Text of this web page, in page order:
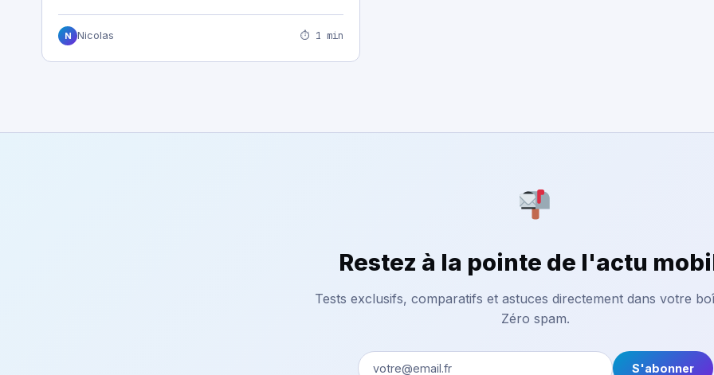
N Nicolas ⏱ 1 min
Restez à la pointe de l'actu
Tests exclusifs, comparatifs et astuces directement dans votre
Zéro spam.
S'abonner